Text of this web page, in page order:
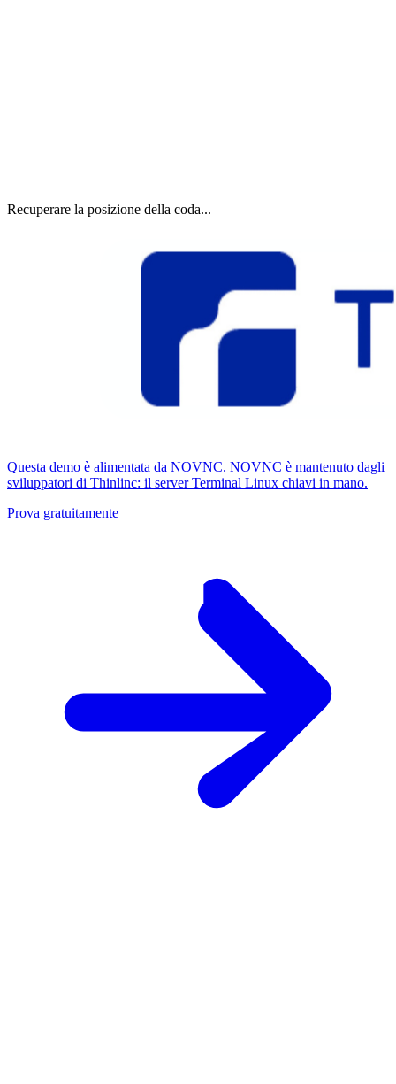
Recuperare la posizione della coda...
Questa demo è alimentata da NOVNC. NOVNC è mantenuto dagli
sviluppatori di Thinlinc: il server Terminal Linux chiavi in ​​mano.
Prova gratuitamente